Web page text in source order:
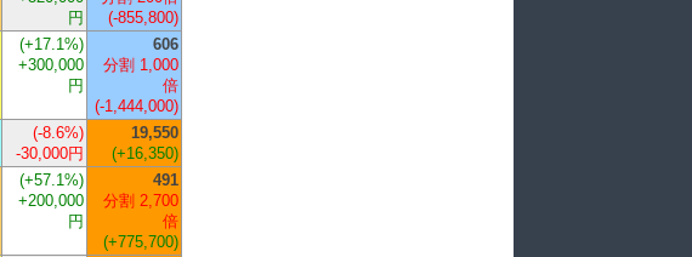
円
(-855,800)
(+17.1%)
+300,000
円
606
分割 1,000
倍
(-1,444,000)
(-8.6%)
-30,000円
19,550
(+16,350)
(+57.1%)
+200,000
円
491
分割 2,700
倍
(+775,700)